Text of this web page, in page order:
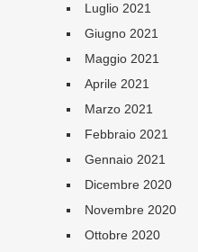
Luglio 2021
Giugno 2021
Maggio 2021
Aprile 2021
Marzo 2021
Febbraio 2021
Gennaio 2021
Dicembre 2020
Novembre 2020
Ottobre 2020